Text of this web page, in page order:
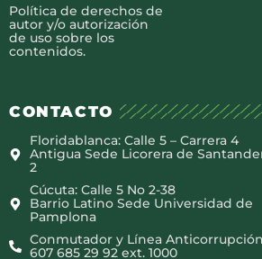
Política de derechos de
autor y/o autorización
de uso sobre los
contenidos.
CONTACTO
Floridablanca: Calle 5 – Carrera 4
Antigua Sede Licorera de
2
Cúcuta: Calle 5 No 2-38
Barrio Latino Sede Universidad de
Pamplona
Conmutador y Línea
607 685 29 92 ext. 1000